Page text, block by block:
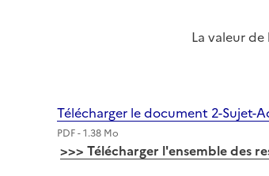
La valeur
Télécharger le document 2-Sujet-
PDF - 1.38 Mo
>>> Télécharger l'ensemble des